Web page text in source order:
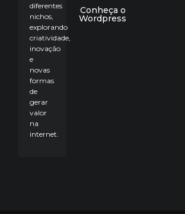
diferentes
nichos,
explorando
criatividade,
inovação
e
novas
formas
de
gerar
valor
na
internet.
Conheça o
Wordpress